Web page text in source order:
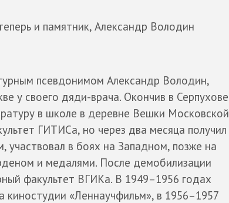
и памятник, Александр Володин
псевдонимом Александр Володин,
у своего дяди-врача. Окончив в Серпухове
в школе в деревне Вешки Московской
ГИТИСа, но через два месяца получил
в боях на Западном, позже на
и медалями. После демобилизации
факультет ВГИКа. В 1949–1956 годах
киностудии «Леннаучфильм», в 1956–1957